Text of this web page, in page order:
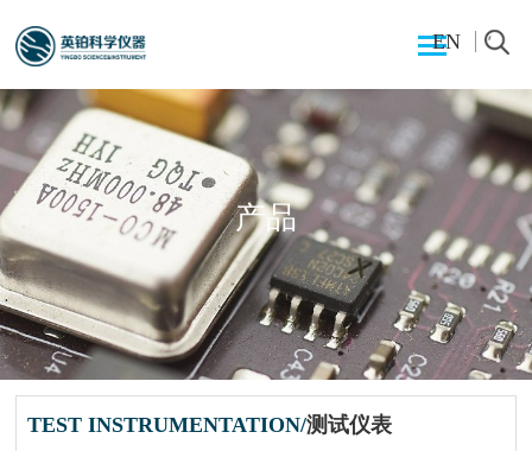
EN
产品
TEST INSTRUMENTATION/测试仪表